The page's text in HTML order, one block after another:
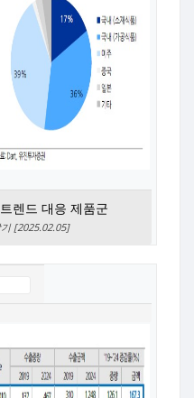
렌드 대응 제품군
[2025.02.05]